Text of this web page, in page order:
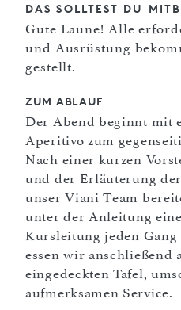
DAS SOLLTEST DU
Gute Laune! Alle
und Ausrüstung
gestellt.
ZUM ABLAUF
Der Abend beginnt mit
Aperitivo zum
Nach einer kurzen
und der Erläuterung
unser Viani Team
unter der Anleitung
Kursleitung jeden Gang
essen wir anschließend
eingedeckten Tafel,
aufmerksamen Service.